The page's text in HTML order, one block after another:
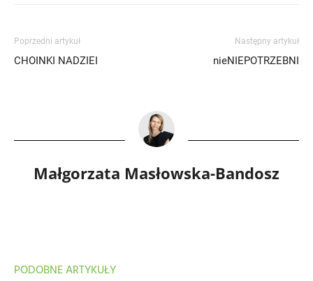
Poprzedni artykuł
CHOINKI NADZIEI
Następny artykuł
nieNIEPOTRZEBNI
Małgorzata Masłowska-Bandosz
PODOBNE ARTYKUŁY